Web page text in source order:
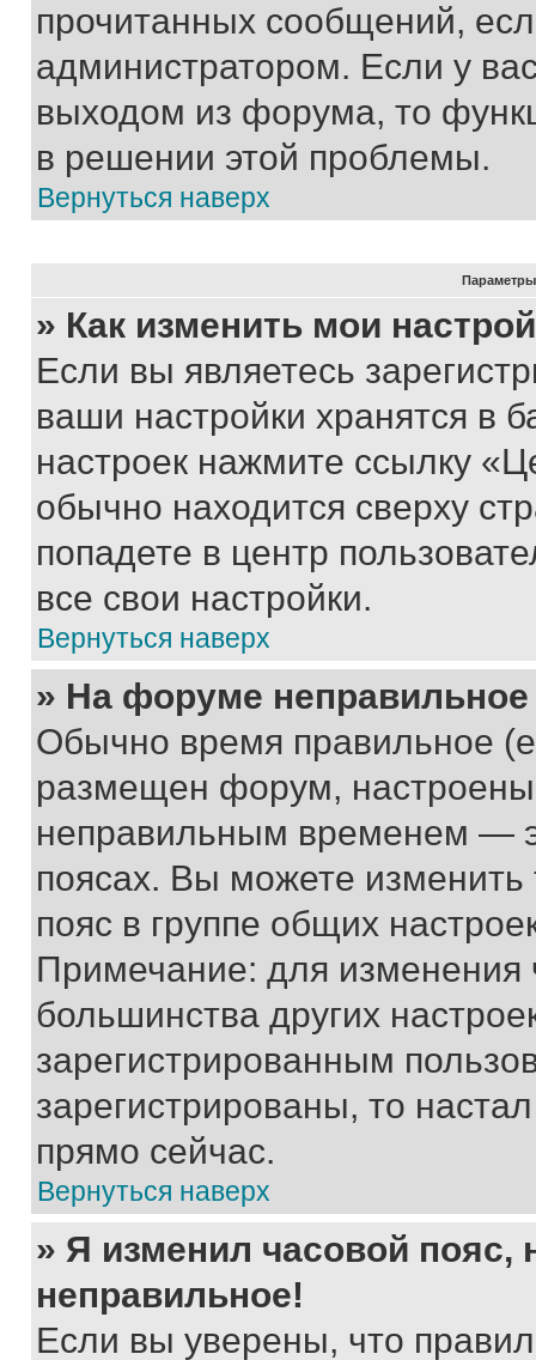
прочитанных сообщений,
администратором. Если у
выходом из форума, то
в решении этой проблемы.
Вернуться наверх
Параметры
» Как изменить мои
Если вы являетесь
ваши настройки хранятся в
настроек нажмите ссылку
обычно находится сверху
попадете в центр
все свои настройки.
Вернуться наверх
» На форуме
Обычно время правильное
размещен форум, настроены
неправильным временем —
поясах. Вы можете изменить
пояс в группе общих
Примечание: для изменения
большинства других
зарегистрированным
зарегистрированы, то
прямо сейчас.
Вернуться наверх
» Я изменил часовой пояс,
неправильное!
Если вы уверены, что